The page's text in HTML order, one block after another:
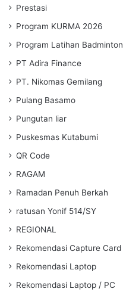
Prestasi
Program KURMA 2026
Program Latihan Badminton
PT Adira Finance
PT. Nikomas Gemilang
Pulang Basamo
Pungutan liar
Puskesmas Kutabumi
QR Code
RAGAM
Ramadan Penuh Berkah
ratusan Yonif 514/SY
REGIONAL
Rekomendasi Capture Card
Rekomendasi Laptop
Rekomendasi Laptop / PC